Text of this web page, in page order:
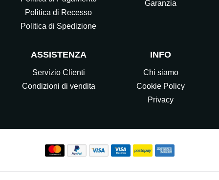
Politica di Recesso
Politica di Spedizione
Garanzia
ASSISTENZA
Servizio Clienti
Condizioni di vendita
INFO
Chi siamo
Cookie Policy
Privacy